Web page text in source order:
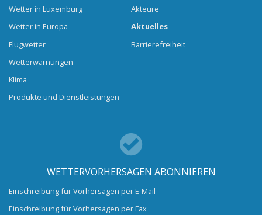
Wetter in Luxemburg
Wetter in Europa
Flugwetter
Wetterwarnungen
Klima
Produkte und Dienstleistungen
Akteure
Aktuelles
Barrierefreiheit
WETTERVORHERSAGEN ABONNIEREN
Einschreibung für Vorhersagen per E-Mail
Einschreibung für Vorhersagen per Fax